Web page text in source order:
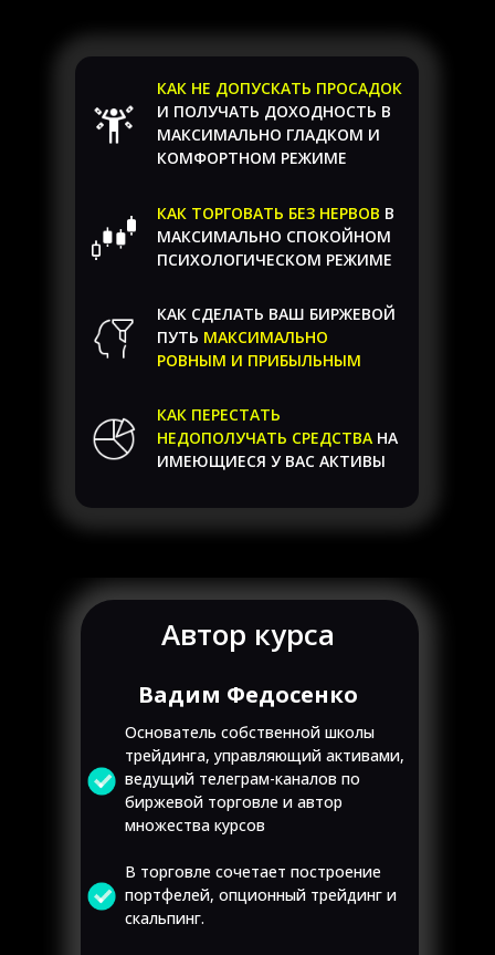
КАК НЕ ДОПУСКАТЬ ПРОСАДОК
И ПОЛУЧАТЬ ДОХОДНОСТЬ В
МАКСИМАЛЬНО ГЛАДКОМ И
КОМФОРТНОМ РЕЖИМЕ
КАК ТОРГОВАТЬ БЕЗ НЕРВОВ В
МАКСИМАЛЬНО СПОКОЙНОМ
ПСИХОЛОГИЧЕСКОМ РЕЖИМЕ
КАК СДЕЛАТЬ ВАШ БИРЖЕВОЙ
ПУТЬ МАКСИМАЛЬНО
РОВНЫМ И ПРИБЫЛЬНЫМ
КАК ПЕРЕСТАТЬ
НЕДОПОЛУЧАТЬ СРЕДСТВА НА
ИМЕЮЩИЕСЯ У ВАС АКТИВЫ
Вадим Федосенко
Основатель собственной школы
трейдинга, управляющий активами,
ведущий телеграм-каналов по
биржевой торговле и автор
множества курсов
В торговле сочетает построение
портфелей, опционный трейдинг и
скальпинг.
Автор курса